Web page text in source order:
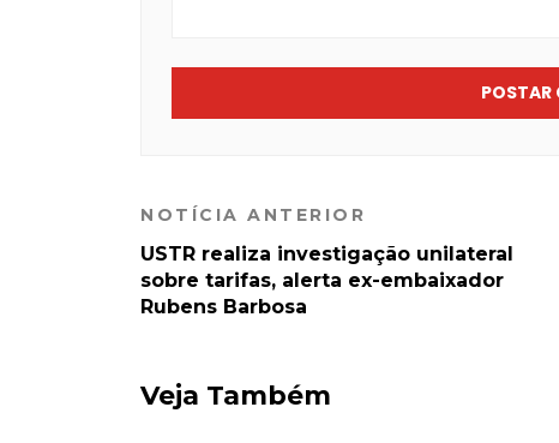
POSTAR
NOTÍCIA ANTERIOR
USTR realiza investigação unilateral
sobre tarifas, alerta ex-embaixador
Rubens Barbosa
Veja Também